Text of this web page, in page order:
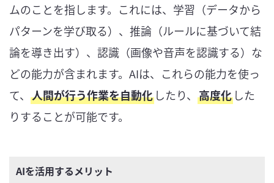
ムのことを指します。これには、学習（データから
パターンを学び取る）、推論（ルールに基づいて結
論を導き出す）、認識（画像や音声を認識する）な
どの能力が含まれます。AIは、これらの能力を使っ
て、 人間が行う作業を自動化 したり、 高度化 した
りすることが可能です。
AIを活用するメリット